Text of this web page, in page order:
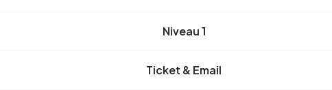
Niveau 1
Ticket & Email